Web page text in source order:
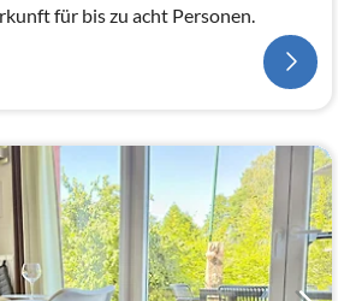
für bis zu acht Personen.